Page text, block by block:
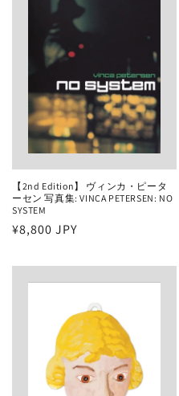
【2nd Edition】 ヴィンカ・ピータ
ーセン 写真集: VINCA PETERSEN: NO
SYSTEM
通
価
¥8,800 JPY